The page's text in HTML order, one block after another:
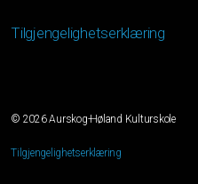
Tilgjengelighetserklæring
© 2026 Aurskog-Høland Kulturskole
Tilgjengelighetserklæring